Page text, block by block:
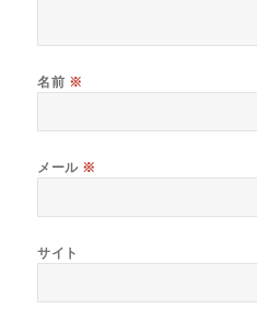
名前 ※
メール ※
サイト